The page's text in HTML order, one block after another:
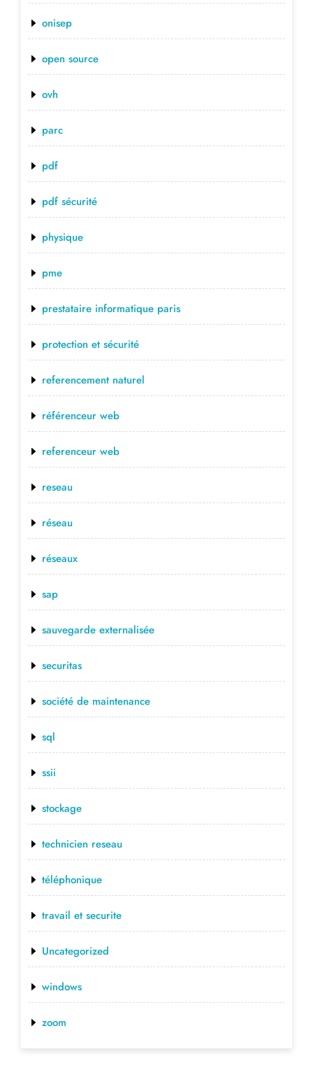
onisep
open source
ovh
parc
pdf
pdf sécurité
physique
pme
prestataire informatique paris
protection et sécurité
referencement naturel
référenceur web
referenceur web
reseau
réseau
réseaux
sap
sauvegarde externalisée
securitas
société de maintenance
sql
ssii
stockage
technicien reseau
téléphonique
travail et securite
Uncategorized
windows
zoom